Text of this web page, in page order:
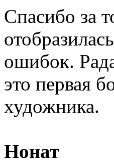
Спасибо за
ошибок.
это первая
художника.
Нонат